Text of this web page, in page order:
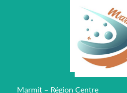
Marmit – Région Centre